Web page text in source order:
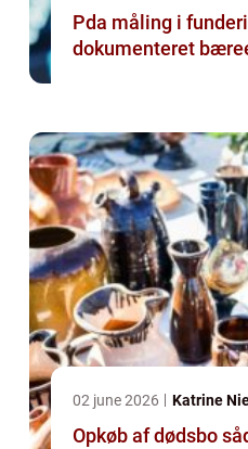
Pda måling i
dokumenteret
02 june 2026 Katrine
Opkøb af dødsbo sådan foregår en tryg